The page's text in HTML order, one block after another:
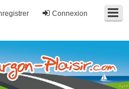
Connexion
de fourgons, fourgons
votre expérience.